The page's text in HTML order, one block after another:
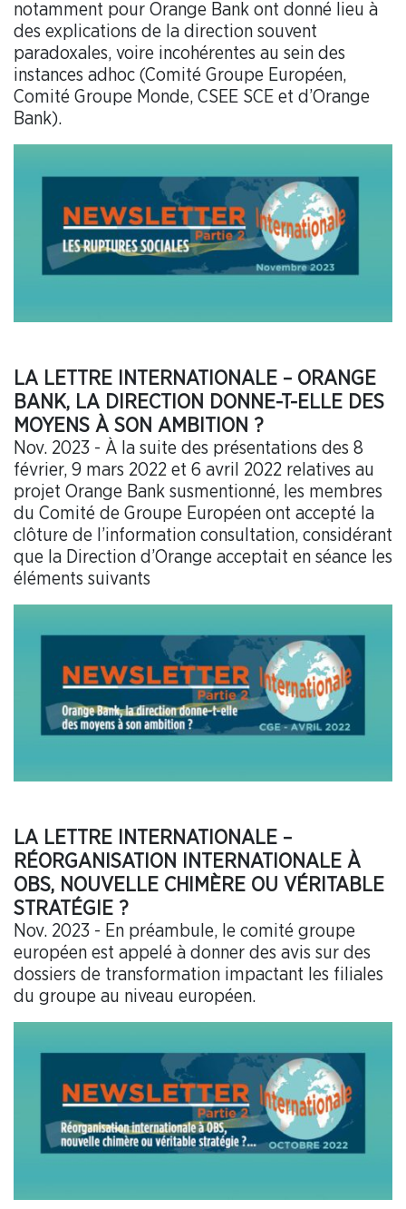
notamment pour Orange Bank ont donné lieu à
des explications de la direction souvent
paradoxales, voire incohérentes au sein des
instances adhoc (Comité Groupe Européen,
Comité Groupe Monde, CSEE SCE et d’Orange
Bank).
LA LETTRE INTERNATIONALE – ORANGE
BANK, LA DIRECTION DONNE-T-ELLE DES
MOYENS À SON AMBITION ?
Nov. 2023 - À la suite des présentations des 8
février, 9 mars 2022 et 6 avril 2022 relatives au
projet Orange Bank susmentionné, les membres
du Comité de Groupe Européen ont accepté la
clôture de l’information consultation, considérant
que la Direction d’Orange acceptait en séance les
éléments suivants
LA LETTRE INTERNATIONALE –
RÉORGANISATION INTERNATIONALE À
OBS, NOUVELLE CHIMÈRE OU VÉRITABLE
STRATÉGIE ?
Nov. 2023 - En préambule, le comité groupe
européen est appelé à donner des avis sur des
dossiers de transformation impactant les filiales
du groupe au niveau européen.